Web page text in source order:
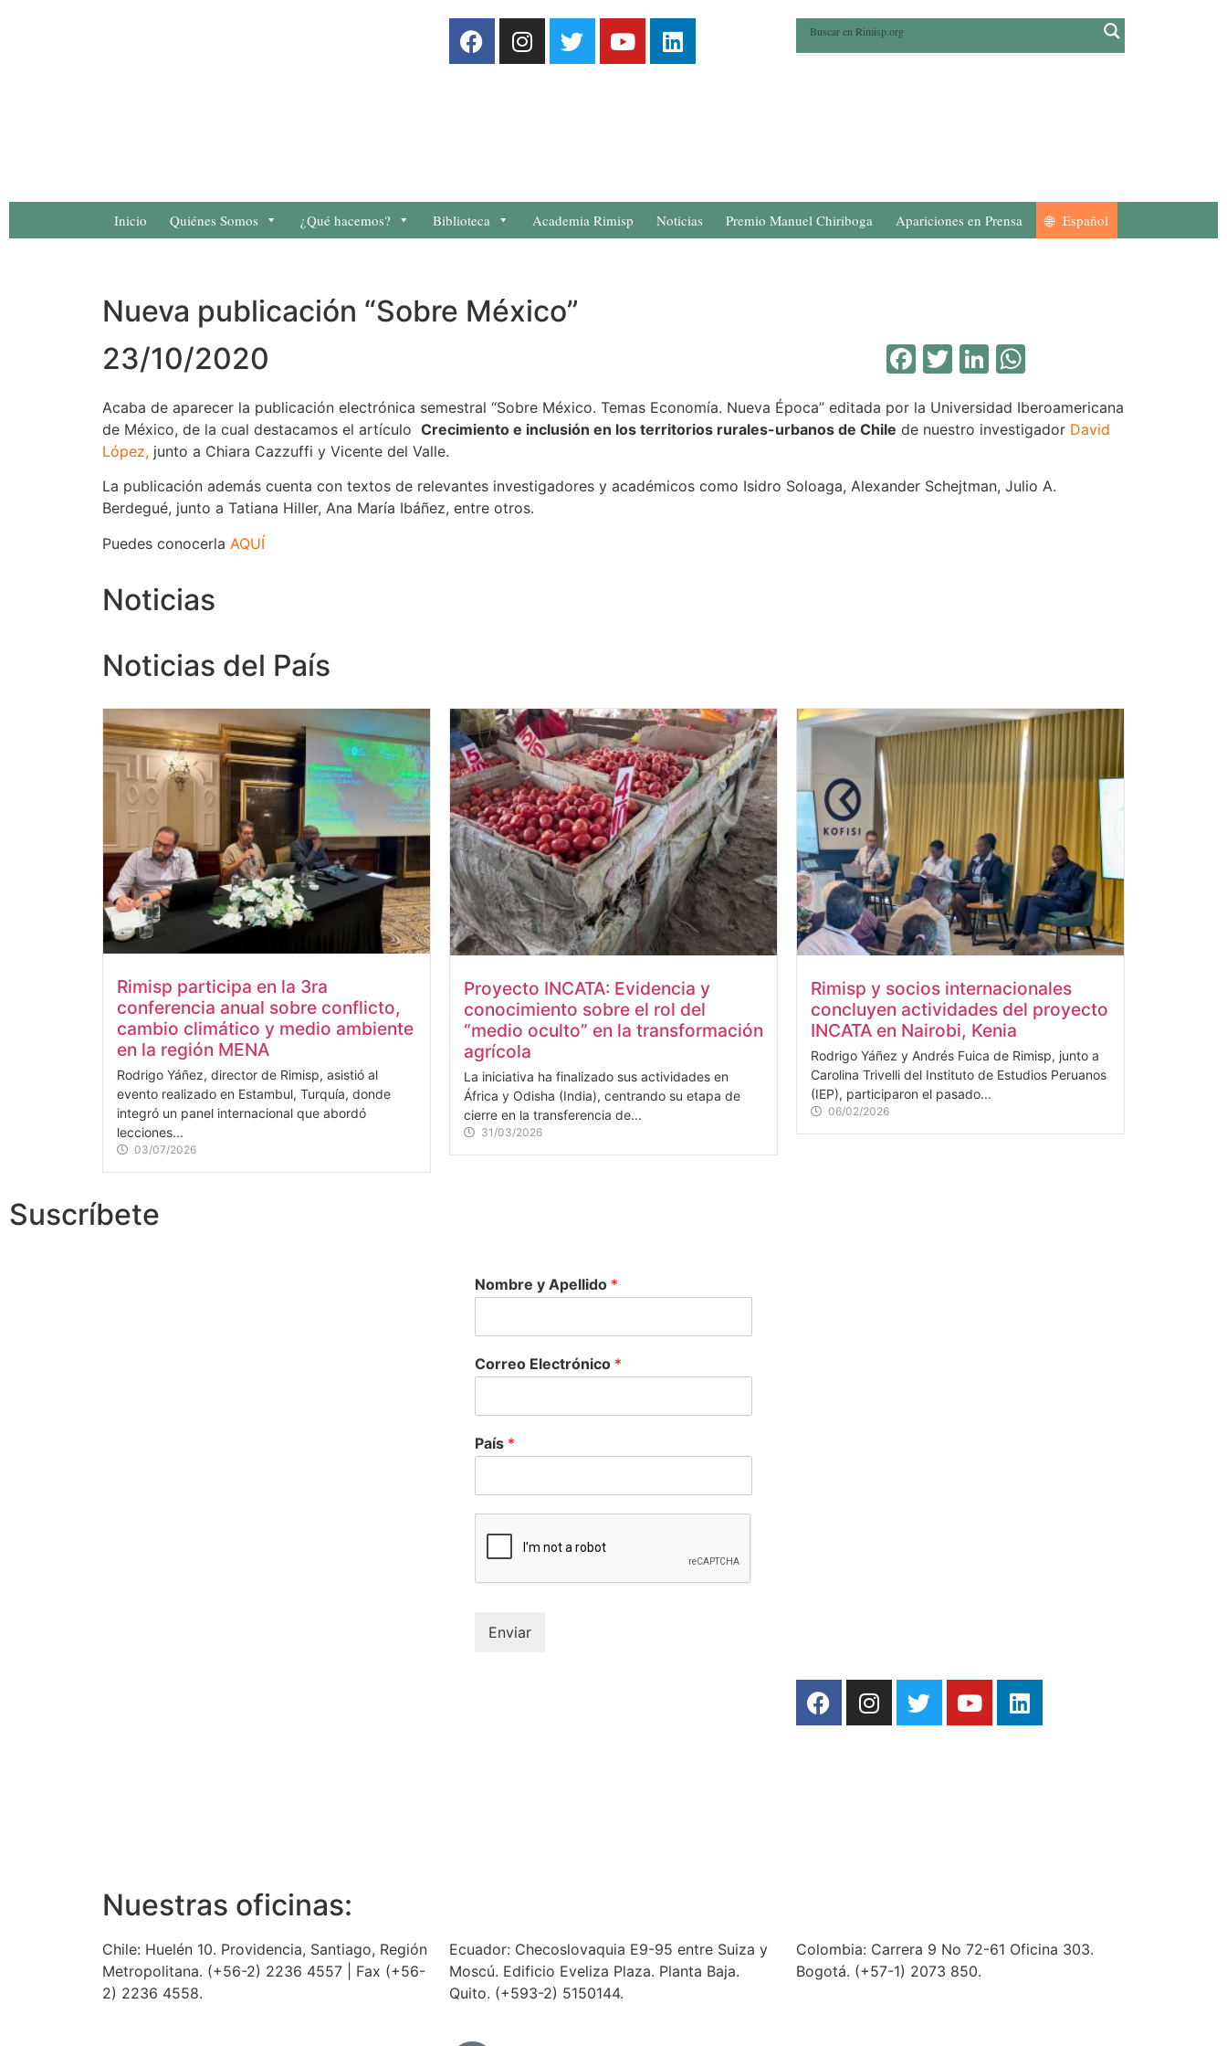
Inicio Quiénes Somos ¿Qué hacemos? Biblioteca Academia Rimisp Noticias Premio Manuel Chiriboga Apariciones en Prensa Español
Nueva publicación “Sobre México”
23/10/2020
Facebook
TwitterLinkedIn
Acaba de aparecer la publicación electrónica semestral “Sobre México. Temas Economía. Nueva Época” editada por la Universidad Iberoamericana
de México, de la cual destacamos el artículo Crecimiento e inclusión en los territorios rurales-urbanos de Chile de nuestro investigador David
López, junto a Chiara Cazzuffi y Vicente del Valle.
La publicación además cuenta con textos de relevantes investigadores y académicos como Isidro Soloaga, Alexander Schejtman, Julio A.
Berdegué, junto a Tatiana Hiller, Ana María Ibáñez, entre otros.
Puedes conocerla AQUÍ
Noticias
Noticias del País
Rimisp participa en la 3ra
conferencia anual sobre conflicto,
cambio climático y medio ambiente
en la región MENA
Rodrigo Yáñez, director de Rimisp, asistió al
evento realizado en Estambul, Turquía, donde
integró un panel internacional que abordó
lecciones...
03/07/2026
Proyecto INCATA: Evidencia y
conocimiento sobre el rol del
“medio oculto” en la transformación
agrícola
La iniciativa ha finalizado sus actividades en
África y Odisha (India), centrando su etapa de
cierre en la transferencia de...
31/03/2026
Rimisp y socios internacionales
concluyen actividades del proyecto
INCATA en Nairobi, Kenia
Rodrigo Yáñez y Andrés Fuica de Rimisp, junto a
Carolina Trivelli del Instituto de Estudios Peruanos
(IEP), participaron el pasado...
06/02/2026
Suscríbete
Nombre y Apellido *
Correo Electrónico *
País *
Enviar
Nuestras oficinas:
Chile: Huelén 10. Providencia, Santiago, Región
Metropolitana. (+56-2) 2236 4557 | Fax (+56-
2) 2236 4558.
Ecuador: Checoslovaquia E9-95 entre Suiza y
Moscú. Edificio Eveliza Plaza. Planta Baja.
Quito. (+593-2) 5150144.
Colombia: Carrera 9 No 72-61 Oficina 303.
Bogotá. (+57-1) 2073 850.